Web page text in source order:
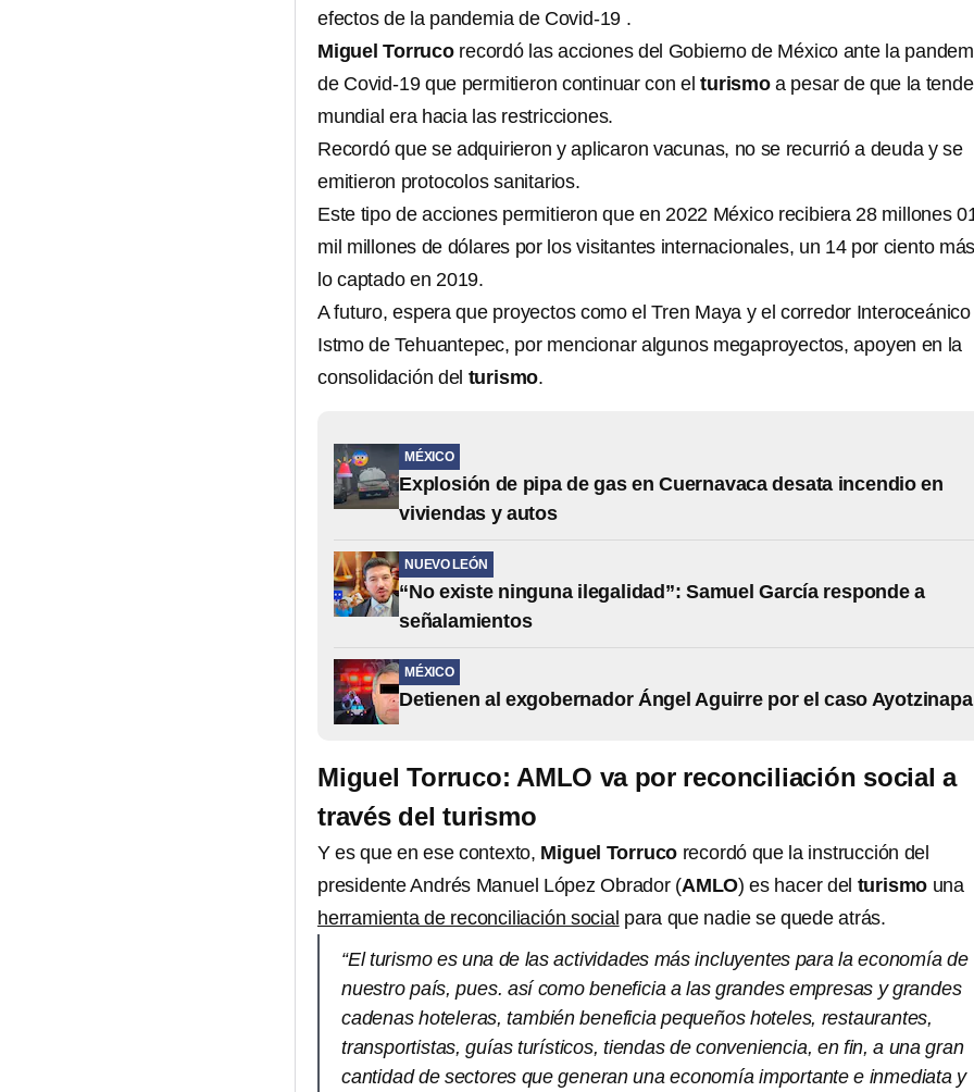
efectos de la pandemia de Covid-19 .
Miguel Torruco recordó las acciones del Gobierno de México ante la
de Covid-19 que permitieron continuar con elturismoa pesar de que la
mundial era hacia las restricciones.
Recordó que se adquirieron y aplicaron vacunas, no se recurrió a deuda y se
emitieron protocolos sanitarios.
Este tipo de acciones permitieron que en 2022 México recibiera 28 millones
mil millones de dólares por los visitantes internacionales, un 14 por ciento
lo captado en 2019.
A futuro, espera que proyectos como el Tren Maya y el corredor
Istmo de Tehuantepec, por mencionar algunos megaproyectos, apoyen en la
consolidación del turismo.
MÉXICO
Explosión de pipa de gas en Cuernavaca desata incendio en
viviendas y autos
NUEVO LEÓN
“No existe ninguna ilegalidad”: Samuel García responde a
señalamientos
MÉXICO
Detienen al exgobernador Ángel Aguirre por el caso Ayotzinapa
Miguel Torruco: AMLO va por reconciliación social a
través del turismo
Y es que en ese contexto, Miguel Torruco recordó que la instrucción del
presidente Andrés Manuel López Obrador (AMLO) es hacer del turismo una
herramienta de reconciliación social para que nadie se quede atrás.
“El turismo es una de las actividades más incluyentes para la economía de
nuestro país, pues. así como beneficia a las grandes empresas y grandes
cadenas hoteleras, también beneficia pequeños hoteles, restaurantes,
transportistas, guías turísticos, tiendas de conveniencia, en fin, a una gran
cantidad de sectores que generan una economía importante e inmediata y